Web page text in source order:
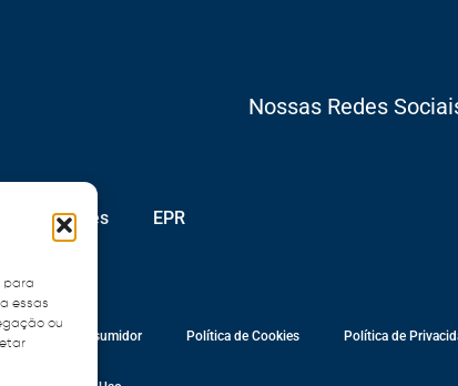
para
essas
ou
Nossas Redes
Publicações EPR
Defesa do Consumidor Política de Cookies Política de